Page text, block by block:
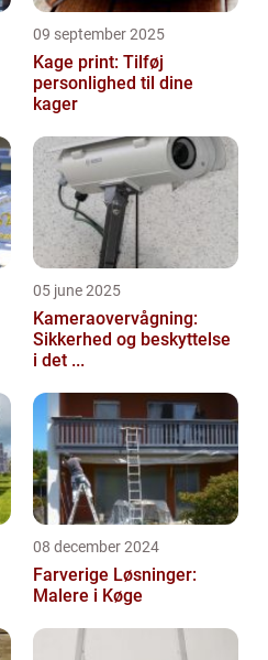
09 september 2025
Kage print: Tilføj
personlighed til dine
kager
05 june 2025
Kameraovervågning:
Sikkerhed og beskyttelse
i det ...
08 december 2024
Farverige Løsninger:
Malere i Køge